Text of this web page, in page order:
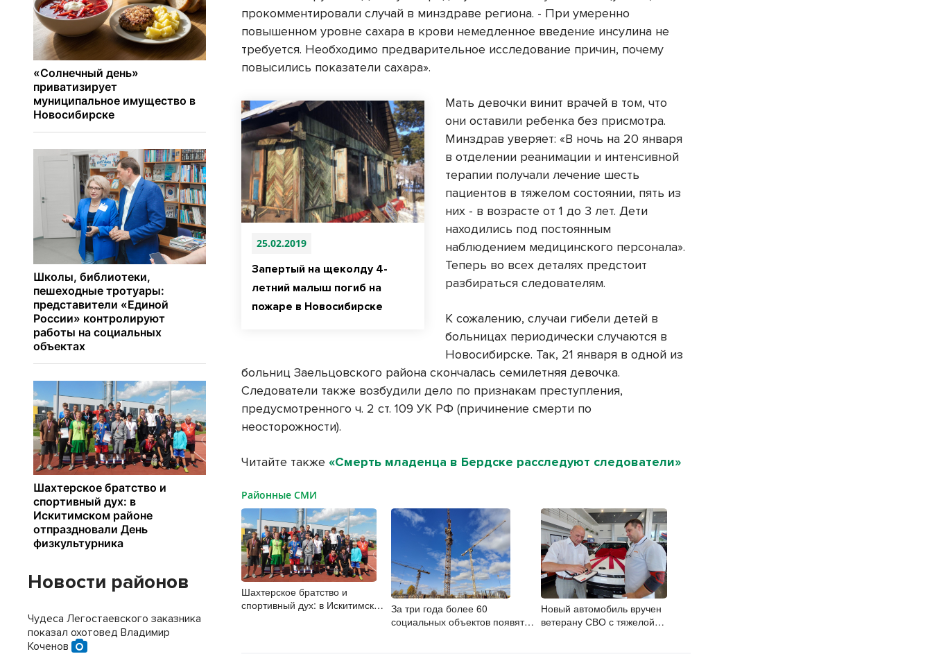
прокомментировали случай в минздраве региона. - При умеренно
повышенном уровне сахара в крови немедленное введение инсулина не
требуется. Необходимо предварительное исследование причин, почему
повысились показатели сахара».
25.02.2019
Запертый на щеколду 4-
летний малыш погиб на
пожаре в Новосибирске
Мать девочки винит врачей в том, что
они оставили ребенка без присмотра.
Минздрав уверяет: «В ночь на 20 января
в отделении реанимации и интенсивной
терапии получали лечение шесть
пациентов в тяжелом состоянии, пять из
них - в возрасте от 1 до 3 лет. Дети
находились под постоянным
наблюдением медицинского персонала».
Теперь во всех деталях предстоит
разбираться следователям.
К сожалению, случаи гибели детей в
больницах периодически случаются в
Новосибирске. Так, 21 января в одной из
больниц Заельцовского района скончалась семилетняя девочка.
Следователи также возбудили дело по признакам преступления,
предусмотренного ч. 2 ст. 109 УК РФ (причинение смерти по
неосторожности).
Читайте также«Смерть младенца в Бердске расследуют следователи»
Районные СМИ
Шахтерское братство и
спортивный дух: в Искитимском
За три года более 60
социальных объектов появятся
Новый автомобиль вручен
ветерану СВО с тяжелой
Новости районов
Чудеса Легостаевского заказника
показал охотовед Владимир
Коченов